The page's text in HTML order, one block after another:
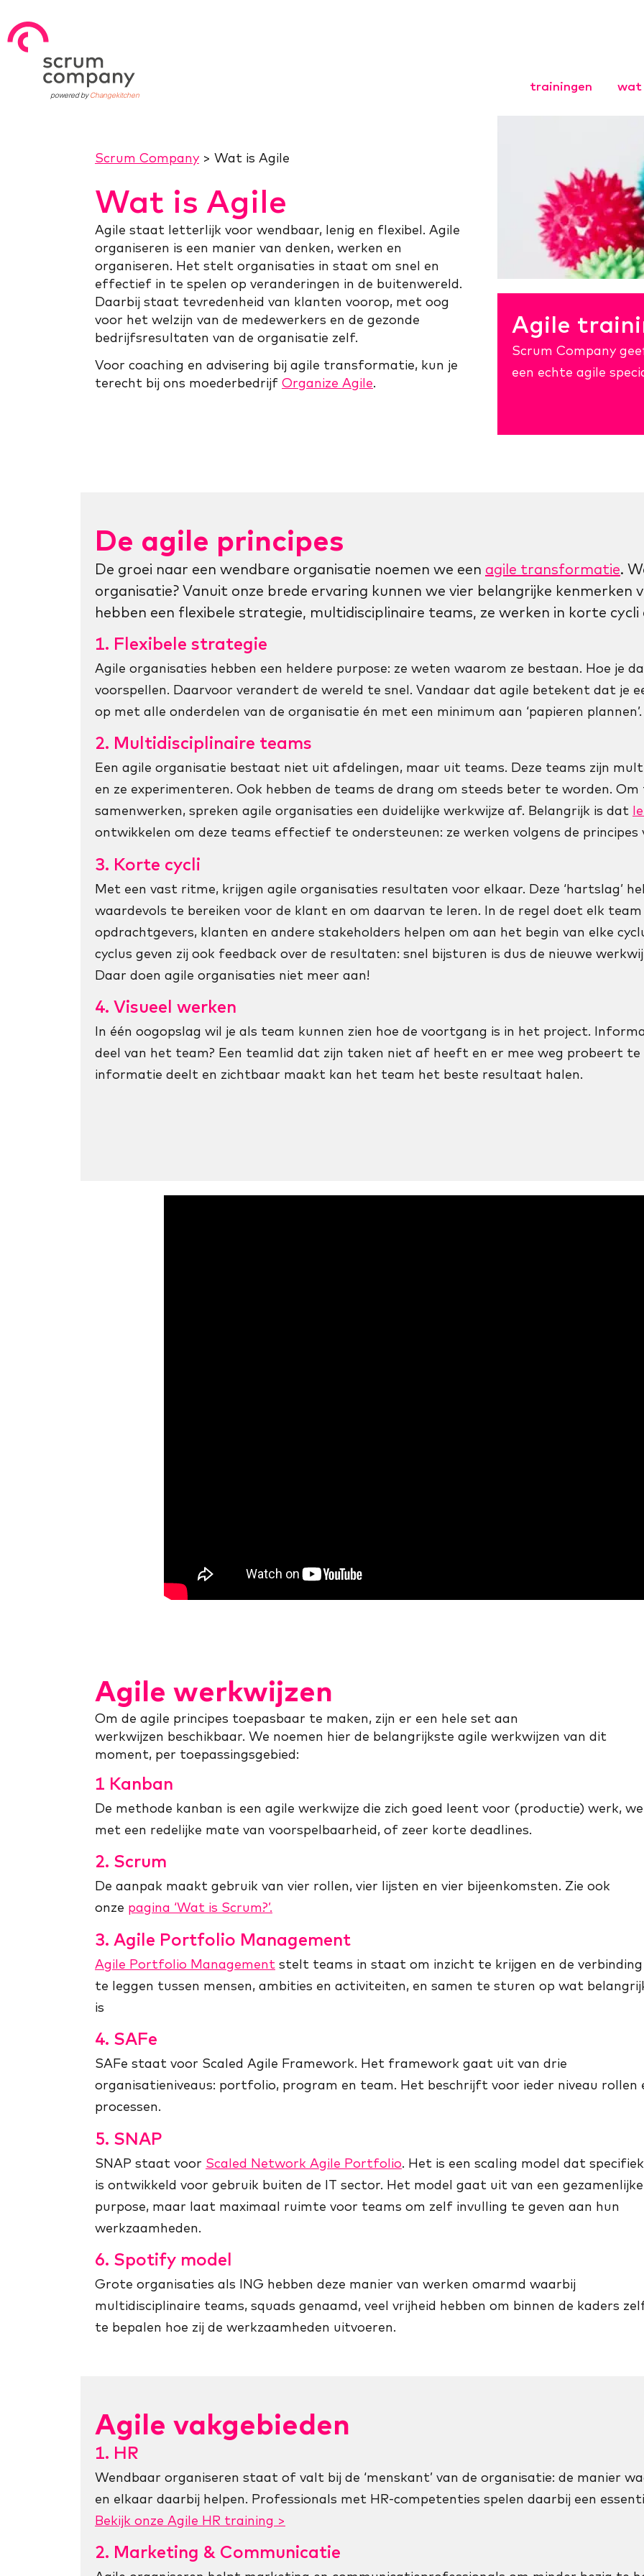
powered byChangekitchen
trainingen
Agile
Opleiding
wat
Scrum Company> Wat is Agile
Wat is Agile
Agile staat letterlijk voor wendbaar, lenig en flexibel. Agile
organiseren is een manier van denken, werken en
organiseren. Het stelt organisaties in staat om snel en
effectief in te spelen op veranderingen in de buitenwereld.
Daarbij staat tevredenheid van klanten voorop, met oog
voor het welzijn van de medewerkers en de gezonde
bedrijfsresultaten van de organisatie zelf.
Voor coaching en advisering bij agile transformatie, kun je
terecht bij ons moederbedrijf Organize Agile.
Agile
Scrum Company
een echte agile
De agile principes
De groei naar een wendbare organisatie noemen we een agile transformatie.
organisatie? Vanuit onze brede ervaring kunnen we vier belangrijke kenmerken
hebben een flexibele strategie, multidisciplinaire teams, ze werken in korte cycli
1. Flexibele strategie
Agile organisaties hebben een heldere purpose: ze weten waarom ze bestaan. Hoe je
voorspellen. Daarvoor verandert de wereld te snel. Vandaar dat agile betekent dat je
op met alle onderdelen van de organisatie én met een minimum aan ‘papieren
2. Multidisciplinaire teams
Een agile organisatie bestaat niet uit afdelingen, maar uit teams. Deze teams zijn
en ze experimenteren. Ook hebben de teams de drang om steeds beter te worden.
samenwerken, spreken agile organisaties een duidelijke werkwijze af. Belangrijk is dat
ontwikkelen om deze teams effectief te ondersteunen: ze werken volgens de principes
3. Korte cycli
Met een vast ritme, krijgen agile organisaties resultaten voor elkaar. Deze ‘hartslag’
waardevols te bereiken voor de klant en om daarvan te leren. In de regel doet elk
opdrachtgevers, klanten en andere stakeholders helpen om aan het begin van elke
cyclus geven zij ook feedback over de resultaten: snel bijsturen is dus de nieuwe
Daar doen agile organisaties niet meer aan!
4. Visueel werken
In één oogopslag wil je als team kunnen zien hoe de voortgang is in het project.
deel van het team? Een teamlid dat zijn taken niet af heeft en er mee weg probeert te
informatie deelt en zichtbaar maakt kan het team het beste resultaat halen.
Agile werkwijzen
Om de agile principes toepasbaar te maken, zijn er een hele set aan
werkwijzen beschikbaar. We noemen hier de belangrijkste agile werkwijzen van dit
moment, per toepassingsgebied:
1 Kanban
De methode kanban is een agile werkwijze die zich goed leent voor (productie) werk,
met een redelijke mate van voorspelbaarheid, of zeer korte deadlines.
2. Scrum
De aanpak maakt gebruik van vier rollen, vier lijsten en vier bijeenkomsten. Zie ook
onze pagina ‘Wat is Scrum?’.
3. Agile Portfolio Management
Agile Portfolio Management stelt teams in staat om inzicht te krijgen en de verbinding
te leggen tussen mensen, ambities en activiteiten, en samen te sturen op wat
is
4. SAFe
SAFe staat voor Scaled Agile Framework. Het framework gaat uit van drie
organisatieniveaus: portfolio, program en team. Het beschrijft voor ieder niveau rollen
processen.
5. SNAP
SNAP staat voor Scaled Network Agile Portfolio. Het is een scaling model dat specifiek
is ontwikkeld voor gebruik buiten de IT sector. Het model gaat uit van een gezamenlijke
purpose, maar laat maximaal ruimte voor teams om zelf invulling te geven aan hun
werkzaamheden.
6. Spotify model
Grote organisaties als ING hebben deze manier van werken omarmd waarbij
multidisciplinaire teams, squads genaamd, veel vrijheid hebben om binnen de kaders
te bepalen hoe zij de werkzaamheden uitvoeren.
Agile vakgebieden
1. HR
Wendbaar organiseren staat of valt bij de ‘menskant’ van de organisatie: de manier
en elkaar daarbij helpen. Professionals met HR-competenties spelen daarbij een
Bekijk onze Agile HR training >
2. Marketing & Communicatie